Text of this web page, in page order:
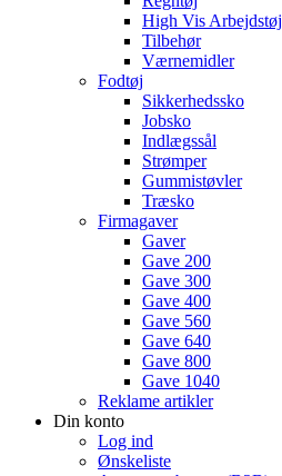
High Vis Arbejdstøj
Tilbehør
Værnemidler
Fodtøj
Sikkerhedssko
Jobsko
Indlægssål
Strømper
Gummistøvler
Træsko
Firmagaver
Gaver
Gave 200
Gave 300
Gave 400
Gave 560
Gave 640
Gave 800
Gave 1040
Reklame artikler
Din konto
Log ind
Ønskeliste